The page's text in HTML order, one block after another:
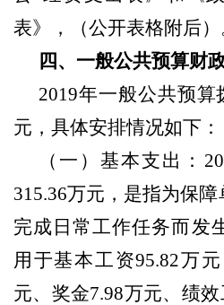
表》，（公开表格附后）
四、一般公共预算财
2019年一般公共预算
元，具体安排情况如下：
（一）基本支出：
315.36万元，是指为保障
完成日常工作任务而发
用于基本工资95.82万
元、奖金7.98万元、绩